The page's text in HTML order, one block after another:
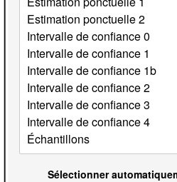
Sélectionner